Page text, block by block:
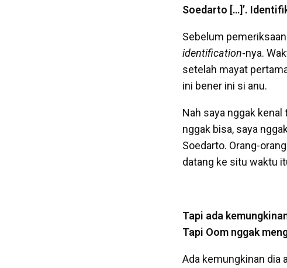
Soedarto […]’.
Sebelum
identification-nya.
setelah mayat
ini bener ini si anu.
Nah saya nggak
nggak bisa, saya
Soedarto. Orang-
datang ke situ waktu
Tapi ada
Tapi Oom nggak
Ada kemungkinan dia